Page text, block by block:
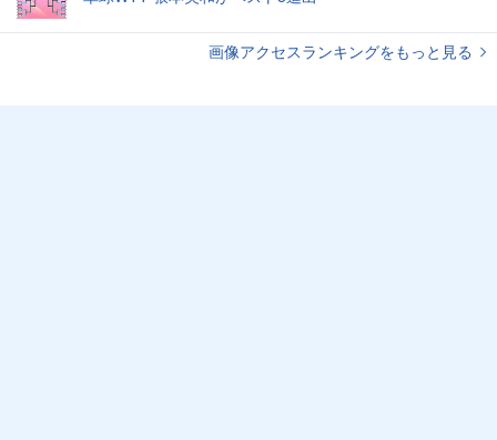
画像アクセスランキングをもっと見る